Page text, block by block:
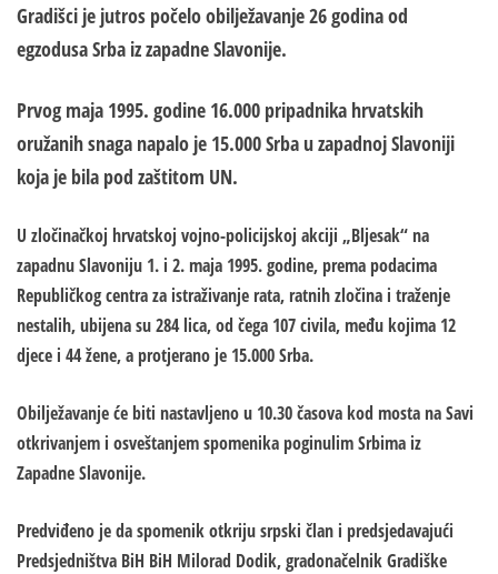
Gradišci je jutros počelo obilježavanje 26 godina od
egzodusa Srba iz zapadne Slavonije.
Prvog maja 1995. godine 16.000 pripadnika hrvatskih
oružanih snaga napalo je 15.000 Srba u zapadnoj Slavoniji
koja je bila pod zaštitom UN.
U zločinačkoj hrvatskoj vojno-policijskoj akciji „Bljesak“ na
zapadnu Slavoniju 1. i 2. maja 1995. godine, prema podacima
Republičkog centra za istraživanje rata, ratnih zločina i traženje
nestalih, ubijena su 284 lica, od čega 107 civila, među kojima 12
djece i 44 žene, a protjerano je 15.000 Srba.
Obilježavanje će biti nastavljeno u 10.30 časova kod mosta na Savi
otkrivanjem i osveštanjem spomenika poginulim Srbima iz
Zapadne Slavonije.
Predviđeno je da spomenik otkriju srpski član i predsjedavajući
Predsjedništva BiH BiH Milorad Dodik, gradonačelnik Gradiške